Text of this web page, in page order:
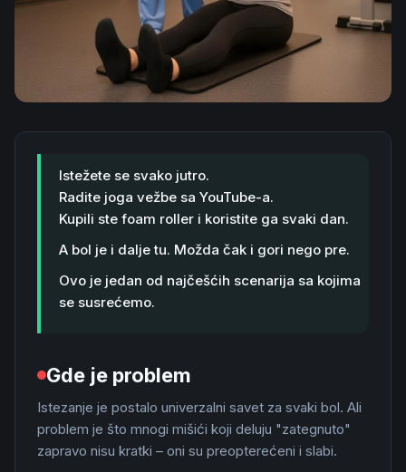
Istežete se svako jutro.
Radite joga vežbe sa YouTube-a.
Kupili ste foam roller i koristite ga svaki dan.
A bol je i dalje tu. Možda čak i gori nego pre.
Ovo je jedan od najčešćih scenarija sa kojima
se susrećemo.
Gde je problem
Istezanje je postalo univerzalni savet za svaki bol. Ali
problem je što mnogi mišići koji deluju "zategnuto"
zapravo nisu kratki – oni su preopterećeni i slabi.